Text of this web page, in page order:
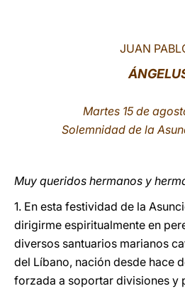
JUAN
Martes 15 de
Solemnidad de la
Muy queridos hermanos y
1. En esta festividad de la
dirigirme espiritualmente en
diversos santuarios marianos
del Líbano, nación desde hace
forzada a soportar divisiones y